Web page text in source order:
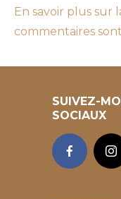
En savoir plus sur
commentaires
SUIVEZ-
SOCIAUX